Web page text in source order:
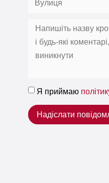
Я приймаю
Надіслати